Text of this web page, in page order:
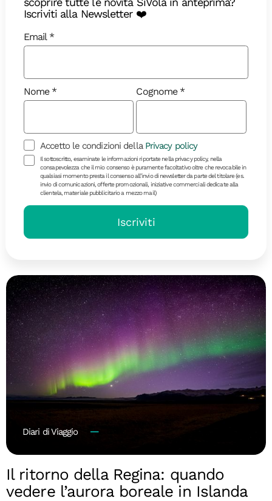
Diari di Viaggio
Saudade brasiliana: viaggio lungo
la Chapada Diamantina
Guida alle migliori cose da fare durante un viaggio
di gruppo in Brasile
Diari di Viaggio
Il ritorno della Regina: quando
vedere l’aurora boreale in Islanda
Iscriviti alla Newsletter ❤️
Email
Nome Cognome
Accetto le condizioni della Privacy policy
Il sottoscritto, esaminate le informazioni riportate nella privacy policy, nella
consapevolezza che il mio consenso è puramente facoltativo oltre che revocabile in
qualsiasi momento presta il consenso all’invio di newsletter da parte del titolare (es.
invio di comunicazioni, offerte promozionali, iniziative commerciali dedicate alla
clientela, materiale pubblicitario a mezzo mail)
Iscriviti